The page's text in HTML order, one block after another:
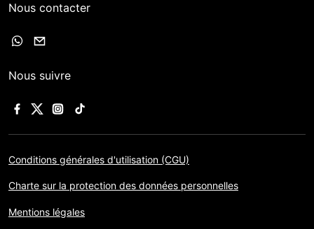
Nous contacter
Nous suivre
Conditions générales d'utilisation (CGU)
Charte sur la protection des données personnelles
Mentions légales